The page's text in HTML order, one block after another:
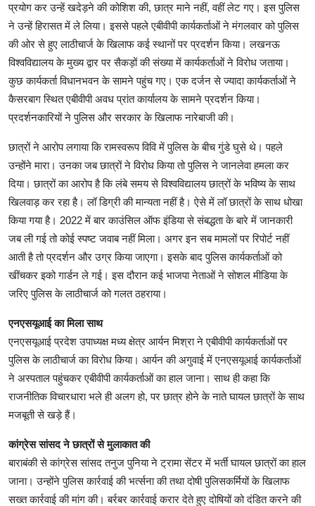
प्रयोग कर उन्हें खदेड़ने की कोशिश की, छात्र माने नहीं, वहीं लेट गए। इस पुलिस
ने उन्हें हिरासत में ले लिया। इससे पहले एबीवीपी कार्यकर्ताओं ने मंगलवार को पुलिस
की ओर से हुए लाठीचार्ज के खिलाफ कई स्थानों पर प्रदर्शन किया। लखनऊ
विश्वविद्यालय के मुख्य द्वार पर सैकड़ों की संख्या में कार्यकर्ताओं ने विरोध जताया।
कुछ कार्यकर्ता विधानभवन के सामने पहुंच गए। एक दर्जन से ज्यादा कार्यकर्ताओं ने
कैसरबाग स्थित एबीवीपी अवध प्रांत कार्यालय के सामने प्रदर्शन किया।
प्रदर्शनकारियों ने पुलिस और सरकार के खिलाफ नारेबाजी की।
छात्रों ने आरोप लगाया कि रामस्वरूप विवि में पुलिस के बीच गुंडे घुसे थे। पहले
उन्होंने मारा। उनका जब छात्रों ने विरोध किया तो पुलिस ने जानलेवा हमला कर
दिया। छात्रों का आरोप है कि लंबे समय से विश्वविद्यालय छात्रों के भविष्य के साथ
खिलवाड़ कर रहा है। लॉ डिग्री की मान्यता नहीं है। ऐसे में लॉ छात्रों के साथ धोखा
किया गया है। 2022 में बार काउंसिल ऑफ इंडिया से संबद्धता के बारे में जानकारी
जब ली गई तो कोई स्पष्ट जवाब नहीं मिला। अगर इन सब मामलों पर रिपोर्ट नहीं
आती है तो प्रदर्शन और उग्र किया जाएगा। इसके बाद पुलिस कार्यकर्ताओं को
खींचकर इको गार्डन ले गई। इस दौरान कई भाजपा नेताओं ने सोशल मीडिया के
जरिए पुलिस के लाठीचार्ज को गलत ठहराया।
एनएसयूआई का मिला साथ
एनएसयूआई प्रदेश उपाध्यक्ष मध्य क्षेत्र आर्यन मिश्रा ने एबीवीपी कार्यकर्ताओं पर
पुलिस के लाठीचार्ज का विरोध किया। आर्यन की अगुवाई में एनएसयूआई कार्यकर्ताओं
ने अस्पताल पहुंचकर एबीवीपी कार्यकर्ताओं का हाल जाना। साथ ही कहा कि
राजनीतिक विचारधारा भले ही अलग हो, पर छात्र होने के नाते घायल छात्रों के साथ
मजबूती से खड़े हैं।
कांग्रेस सांसद ने छात्रों से मुलाकात की
बाराबंकी से कांग्रेस सांसद तनुज पुनिया ने ट्रामा सेंटर में भर्ती घायल छात्रों का हाल
जाना। उन्होंने पुलिस कार्रवाई की भर्त्सना की तथा दोषी पुलिसकर्मियों के खिलाफ
सख्त कार्रवाई की मांग की। बर्रबर कार्रवाई करार देते हुए दोषियों को दंडित करने की